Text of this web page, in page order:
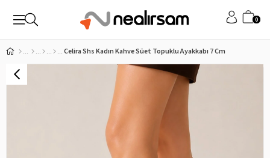
0
Celira Shs Kadın Kahve Süet Topuklu Ayakkabı 7 Cm